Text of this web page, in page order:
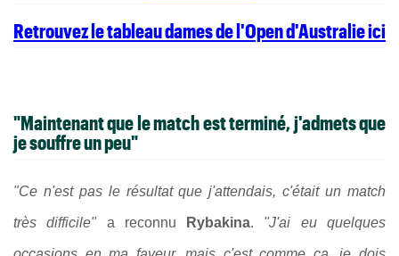
Retrouvez le tableau dames de l'Open d'Australie ici
"Maintenant que le match est terminé, j'admets que
je souffre un peu"
"Ce n'est pas le résultat que j'attendais, c'était un match
très difficile" a reconnu Rybakina. "J'ai eu quelques